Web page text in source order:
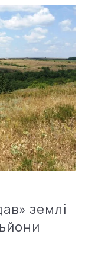
землі